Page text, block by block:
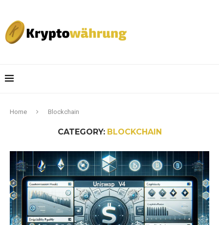
Home Blockchain
CATEGORY: BLOCKCHAIN